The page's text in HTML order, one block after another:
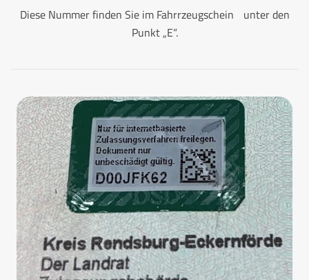
Diese Nummer finden Sie im Fahrrzeugschein unter den
Punkt „E“.